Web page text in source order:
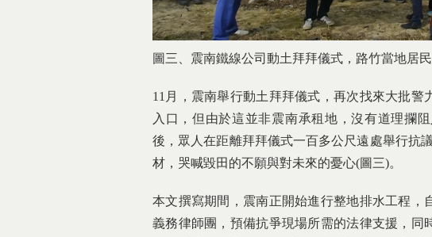
圖三、震南鐵線公司動土拜拜儀式，路竹當地居民
11月，震南舉行動土拜拜儀式，再次找來大批
入口，但由於這並非震南承租地，沒有道理攔
後，眾人在距離拜拜儀式一百多公尺遠處舉行抗
材，哭喊毀田的不願與對未來的憂心(圖三)。
本文撰寫期間，震南正開始進行整地排水工程
義務律師團，預備抗爭現場所需的法律支援，